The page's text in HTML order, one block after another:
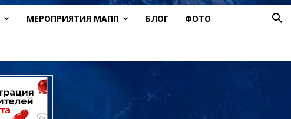
МЕРОПРИЯТИЯ МАПП БЛОГ ФОТО